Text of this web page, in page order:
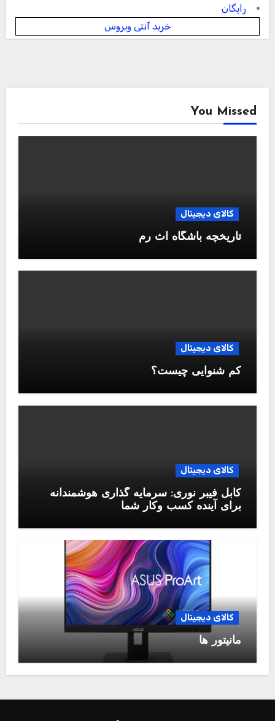
رایگان
خرید آنتی ویروس
You Missed
کالای دیجیتال
تاریخچه باشگاه آث رم
کالای دیجیتال
کم شنوایی چیست؟
کالای دیجیتال
کابل فیبر نوری: سرمایه گذاری هوشمندانه
برای آینده کسب وکار شما
کالای دیجیتال
مانیتور ها